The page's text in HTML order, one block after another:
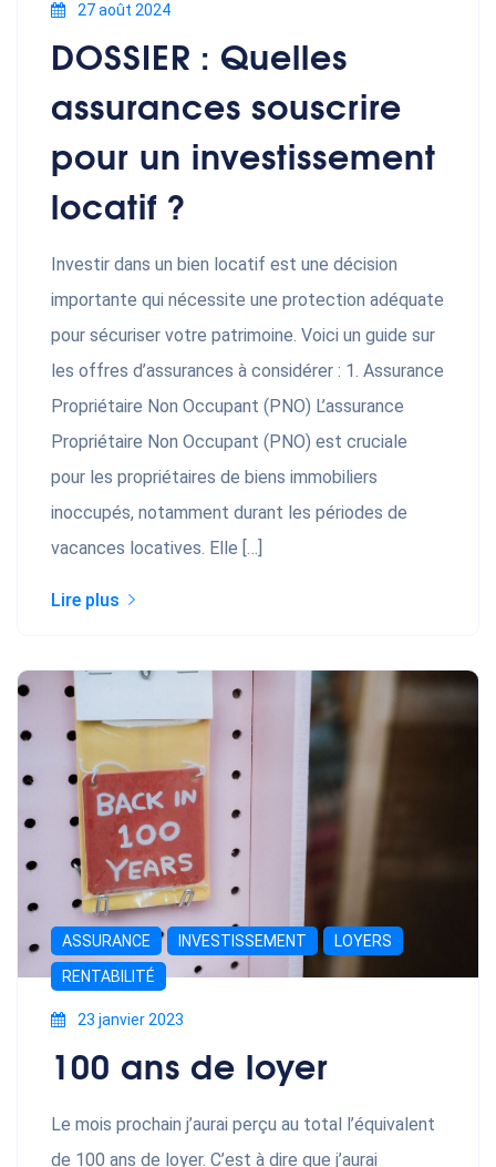
27 août 2024
DOSSIER : Quelles
assurances souscrire
pour un investissement
locatif ?
Investir dans un bien locatif est une décision
importante qui nécessite une protection adéquate
pour sécuriser votre patrimoine. Voici un guide sur
les offres d’assurances à considérer : 1. Assurance
Propriétaire Non Occupant (PNO) L’assurance
Propriétaire Non Occupant (PNO) est cruciale
pour les propriétaires de biens immobiliers
inoccupés, notamment durant les périodes de
vacances locatives. Elle […]
Lire plus
ASSURANCE INVESTISSEMENT
LOYERS
RENTABILITÉ
23 janvier 2023
100 ans de loyer
Le mois prochain j’aurai perçu au total l’équivalent
de 100 ans de loyer. C’est à dire que j’aurai